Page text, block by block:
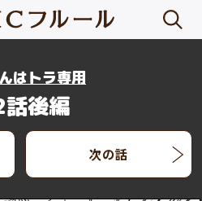
はトラ専用
後編
次の話